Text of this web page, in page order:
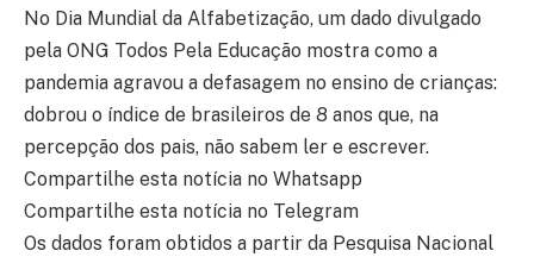
No Dia Mundial da Alfabetização, um dado divulgado
pela ONG Todos Pela Educação mostra como a
pandemia agravou a defasagem no ensino de crianças:
dobrou o índice de brasileiros de 8 anos que, na
percepção dos pais, não sabem ler e escrever.
Compartilhe esta notícia no Whatsapp
Compartilhe esta notícia no Telegram
Os dados foram obtidos a partir da Pesquisa Nacional